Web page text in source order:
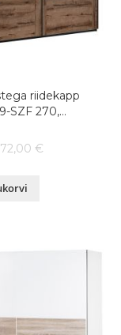
riidekapp
SZF 270,
cm
€